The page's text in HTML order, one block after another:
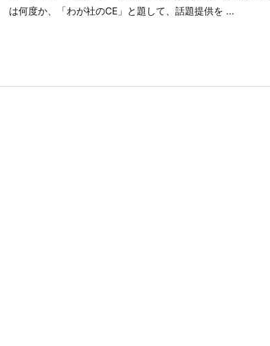
は何度か、「わが社のCE」と題して、話題提供を ...